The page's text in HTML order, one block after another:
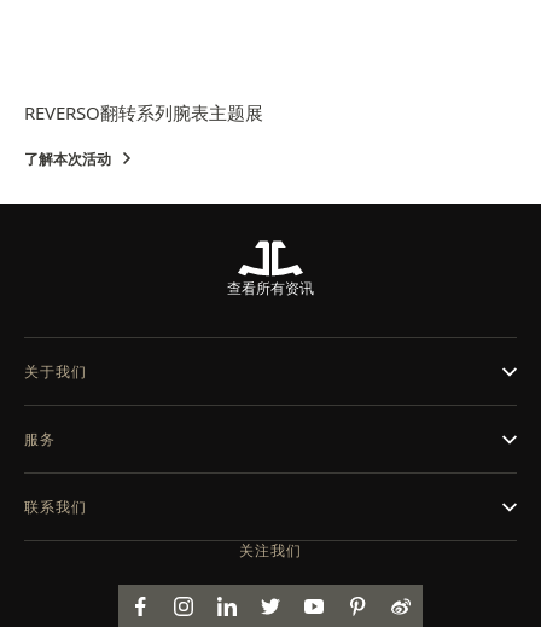
REVERSO翻转系列腕表主题展
了解本次活动
查看所有资讯
关注我们
FACEBOOK
INSTAGRAM
LINKEDINTWITTERYOUTUBEPINTEREST
WEIBO
关于我们
服务
联系我们